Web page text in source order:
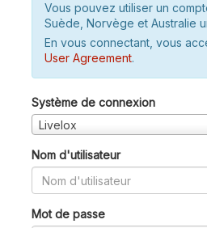
Vous pouvez utiliser un
Suède, Norvège et Australie
En vous connectant, vous
User Agreement.
Système de connexion
Livelox
Nom d'utilisateur
Mot de passe